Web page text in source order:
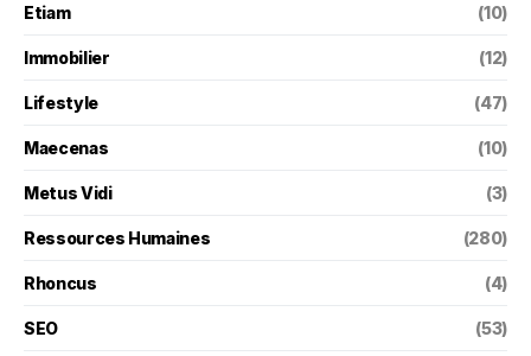
Etiam (10)
Immobilier (12)
Lifestyle (47)
Maecenas (10)
Metus Vidi (3)
Ressources Humaines (280)
Rhoncus (4)
SEO (53)